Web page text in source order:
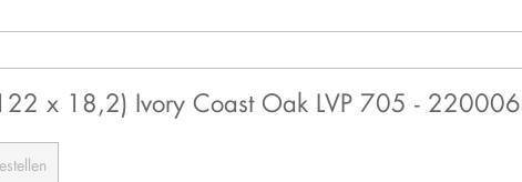
x 18,2) Ivory Coast Oak LVP 705 - 220006